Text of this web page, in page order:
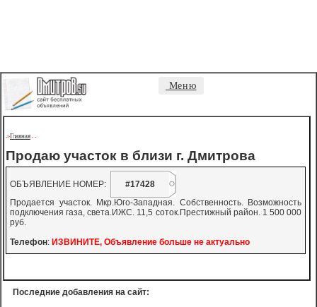
Меню
->Главная - -
Продаю участок в близи г. Дмитрова
ОБЪЯВЛЕНИЕ НОМЕР:
#17428
Продается участок. Мкр.Юго-Западная. Собственность. Возможность
подключения газа, света.ИЖС. 11,5 соток.Престижный район. 1 500 000
руб.
Телефон: ИЗВИНИТЕ, Объявление больше не актуально
Последние добавления на сайт: